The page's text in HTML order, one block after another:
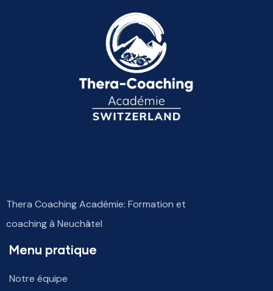
Thera Coaching Académie: Formation et
coaching à Neuchâtel
Menu pratique
Notre équipe